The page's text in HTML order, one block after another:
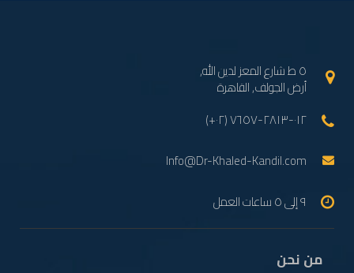
٥ ط شارع المعز لدين الله,
أرض الجولف, القاهرة
(+٠٢) ٠١٢-٢٨١٣-٧٦٥٧
Info@Dr-Khaled-Kandil.com
٩ إلى ٥ ساعات العمل
من نحن